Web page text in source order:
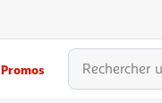
Promos